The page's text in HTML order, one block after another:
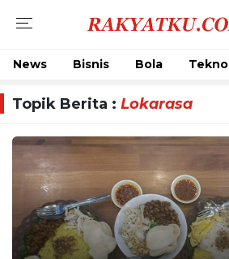
News Bisnis Bola Tekno
Topik Berita : Lokarasa